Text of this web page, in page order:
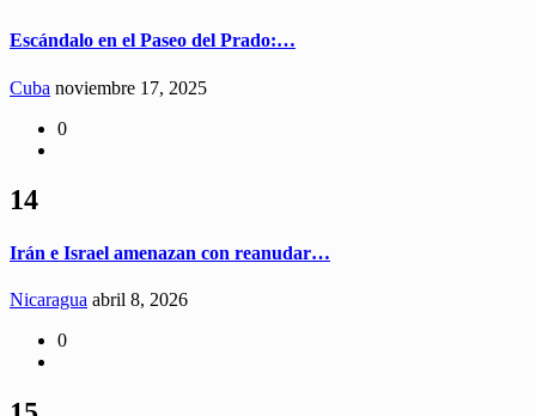
Escándalo en el Paseo del Prado:…
Cuba noviembre 17, 2025
0
14
Irán e Israel amenazan con reanudar…
Nicaragua abril 8, 2026
0